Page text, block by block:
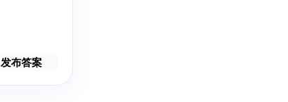
发布答案